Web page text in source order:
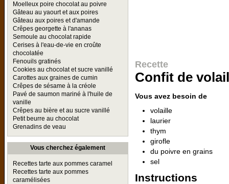
Moelleux poire chocolat au poivre
Gâteau au yaourt et aux poires
Gâteau aux poires et d'amande
Crêpes georgette à l'ananas
Semoule au chocolat rapide
Cerises à l'eau-de-vie en croûte
chocolatée
Fenouils gratinés
Cookies au chocolat et sucre vanillé
Carottes aux graines de cumin
Crêpes de sésame à la créole
Pavé de saumon mariné à l'huile de
vanille
Crêpes au bière et au sucre vanillé
Petit beurre au chocolat
Grenadins de veau
Vous cherchez également
Recettes tarte aux pommes caramel
Recettes tarte aux pommes
caramélisées
Recette
Confit de
Vous avez besoin de
volaille
laurier
thym
girofle
du poivre en grains
sel
Instructions